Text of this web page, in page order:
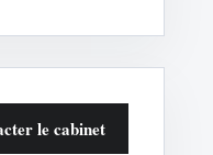
le cabinet